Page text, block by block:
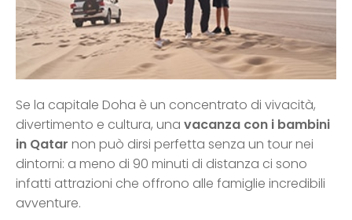
Se la capitale Doha è un concentrato di vivacità,
divertimento e cultura, una vacanza con i bambini
in Qatar non può dirsi perfetta senza un tour nei
dintorni: a meno di 90 minuti di distanza ci sono
infatti attrazioni che offrono alle famiglie incredibili
avventure.